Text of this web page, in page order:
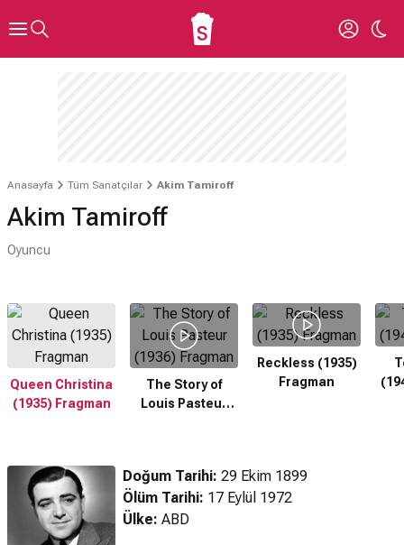
Anasayfa Tüm Sanatçılar Akim Tamiroff
Akim Tamiroff
Oyuncu
Queen Christina
(1935) Fragman
The Story of
Louis Pasteur
Reckless (1935)
Fragman
Doğum Tarihi: 29 Ekim 1899
Ölüm Tarihi: 17 Eylül 1972
Ülke: ABD